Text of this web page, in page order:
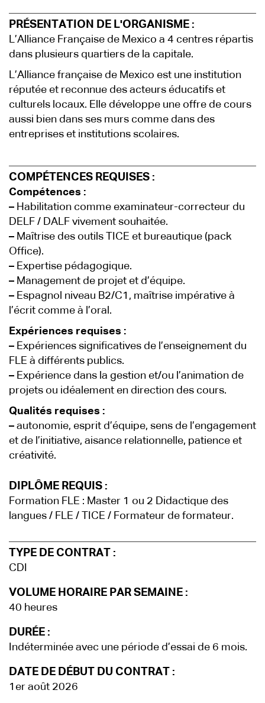
PRÉSENTATION DE L'ORGANISME :
L’Alliance Française de Mexico a 4 centres répartis
dans plusieurs quartiers de la capitale.
L’Alliance française de Mexico est une institution
réputée et reconnue des acteurs éducatifs et
culturels locaux. Elle développe une offre de cours
aussi bien dans ses murs comme dans des
entreprises et institutions scolaires.
COMPÉTENCES REQUISES :
Compétences :
– Habilitation comme examinateur-correcteur du
DELF / DALF vivement souhaitée.
– Maîtrise des outils TICE et bureautique (pack
Office).
– Expertise pédagogique.
– Management de projet et d’équipe.
– Espagnol niveau B2/C1, maîtrise impérative à
l’écrit comme à l’oral.
Expériences requises :
– Expériences significatives de l’enseignement du
FLE à différents publics.
– Expérience dans la gestion et/ou l’animation de
projets ou idéalement en direction des cours.
Qualités requises :
– autonomie, esprit d’équipe, sens de l’engagement
et de l’initiative, aisance relationnelle, patience et
créativité.
DIPLÔME REQUIS :
Formation FLE : Master 1 ou 2 Didactique des
langues / FLE / TICE / Formateur de formateur.
TYPE DE CONTRAT :
CDI
VOLUME HORAIRE PAR SEMAINE :
40 heures
DURÉE :
Indéterminée avec une période d’essai de 6 mois.
DATE DE DÉBUT DU CONTRAT :
1er août 2026